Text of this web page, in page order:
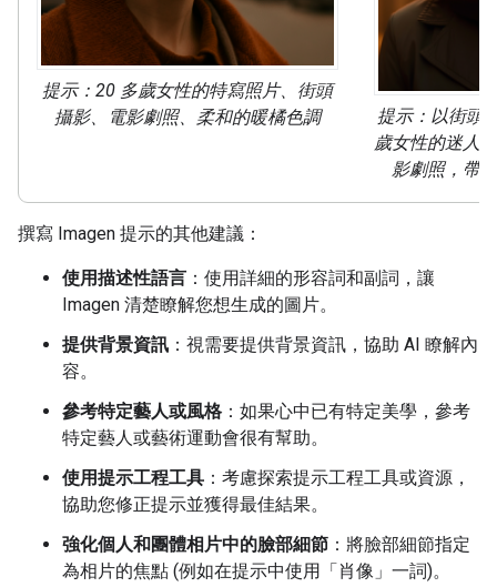
提示：20 多歲女性的特寫照片、街頭
攝影、電影劇照、柔和的暖橘色調
提示：以街頭
歲女性的迷人
影劇照，帶
撰寫 Imagen 提示的其他建議：
使用描述性語言 ：使用詳細的形容詞和副詞，讓
Imagen 清楚瞭解您想生成的圖片。
提供背景資訊 ：視需要提供背景資訊，協助 AI 瞭解內
容。
參考特定藝人或風格 ：如果心中已有特定美學，參考
特定藝人或藝術運動會很有幫助。
使用提示工程工具 ：考慮探索提示工程工具或資源，
協助您修正提示並獲得最佳結果。
強化個人和團體相片中的臉部細節 ：將臉部細節指定
為相片的焦點 (例如在提示中使用「肖像」一詞)。